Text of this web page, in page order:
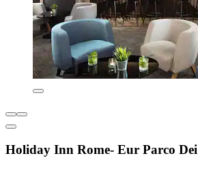
Holiday Inn Rome- Eur Parco